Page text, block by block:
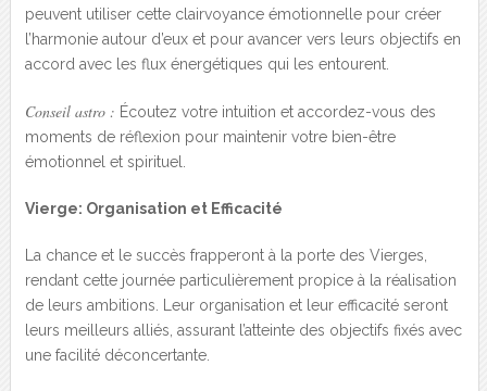
peuvent utiliser cette clairvoyance émotionnelle pour créer
l’harmonie autour d’eux et pour avancer vers leurs objectifs en
accord avec les flux énergétiques qui les entourent.
Conseil astro : Écoutez votre intuition et accordez-vous des
moments de réflexion pour maintenir votre bien-être
émotionnel et spirituel.
Vierge: Organisation et Efficacité
La chance et le succès frapperont à la porte des Vierges,
rendant cette journée particulièrement propice à la réalisation
de leurs ambitions. Leur organisation et leur efficacité seront
leurs meilleurs alliés, assurant l’atteinte des objectifs fixés avec
une facilité déconcertante.